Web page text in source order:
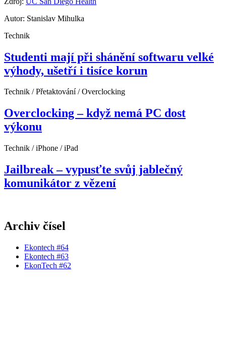
Autor: Stanislav Mihulka
Technik
Studenti mají při shánění softwaru velké
výhody, ušetří i tisíce korun
Technik / Přetaktování / Overclocking
Overclocking – když nemá PC dost
výkonu
Technik / iPhone / iPad
Jailbreak – vypusťte svůj jablečný
komunikátor z vězení
Archiv čísel
Ekontech #64
Ekontech #63
EkonTech #62